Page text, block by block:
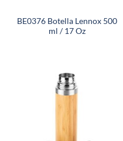
BE0376 Botella Lennox 500
ml / 17 Oz